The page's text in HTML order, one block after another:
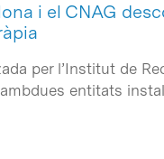
i el CNAG
per l’Institut de
entitats